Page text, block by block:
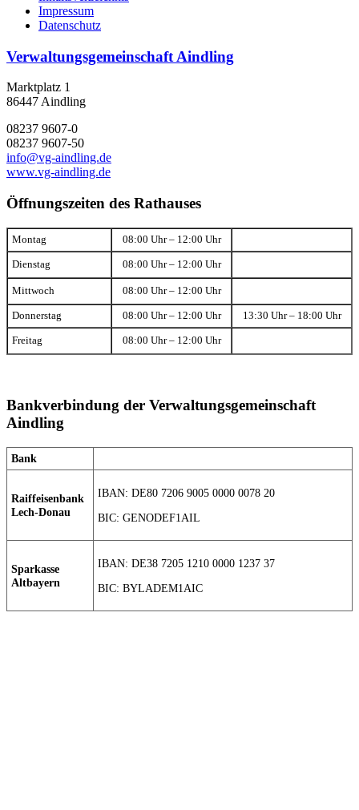
Impressum
Datenschutz
Verwaltungsgemeinschaft Aindling
Marktplatz 1
86447 Aindling
08237 9607-0
08237 9607-50
info@vg-aindling.de
www.vg-aindling.de
Öffnungszeiten des Rathauses
Montag 08:00 Uhr – 12:00 Uhr
Dienstag 08:00 Uhr – 12:00 Uhr
Mittwoch 08:00 Uhr – 12:00 Uhr
Donnerstag 08:00 Uhr – 12:00 Uhr 13:30 Uhr – 18:00 Uhr
Freitag 08:00 Uhr – 12:00 Uhr
Bankverbindung der Verwaltungsgemeinschaft
Aindling
Bank
Raiffeisenbank
Lech-Donau
IBAN: DE80 7206 9005 0000 0078 20
BIC: GENODEF1AIL
Sparkasse
Altbayern
IBAN: DE38 7205 1210 0000 1237 37
BIC: BYLADEM1AIC